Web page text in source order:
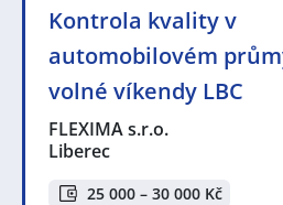
Kontrola kvality v
automobilovém
volné víkendy LBC
FLEXIMA s.r.o.
Liberec
25 000 – 30 000 Kč